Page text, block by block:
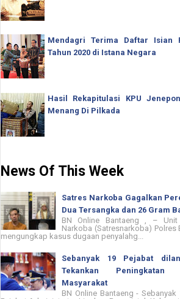
Mendagri Terima Daftar Isian
Tahun 2020 di Istana Negara
Hasil Rekapitulasi KPU
Menang Di Pilkada
News Of This Week
Satres Narkoba Gagalkan
Dua Tersangka dan 26 Gram
BN Online Bantaeng , – Unit
Narkoba (Satresnarkoba) Polres
mengungkap kasus dugaan penyalahg...
Sebanyak 19 Pejabat
Tekankan Peningkatan
Masyarakat
BN Online Bantaeng -